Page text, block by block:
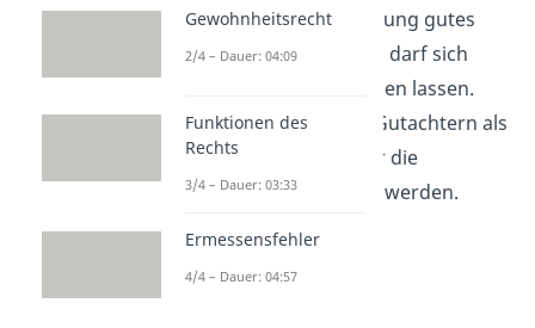
während seiner Inhaftierung gutes
Verhalten aufweisen und darf sich
nichts zuschulden kommen lassen.
Außerdem muss er von Gutachtern als
nicht mehr gefährlich für die
Allgemeinheit eingestuft werden.
Gewohnheitsrecht
2/4 – Dauer: 04:09
Funktionen des
Rechts
3/4 – Dauer: 03:33
Ermessensfehler
4/4 – Dauer: 04:57